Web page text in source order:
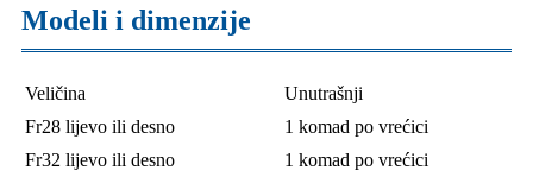
Modeli i dimenzije
Veličina
Unutrašnji
Fr28 lijevo ili desno
1 komad po vrećici
Fr32 lijevo ili desno
1 komad po vrećici